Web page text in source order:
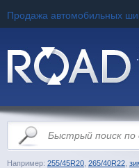
Продажа автомобильных
Например: 255/45R20 265/40R22